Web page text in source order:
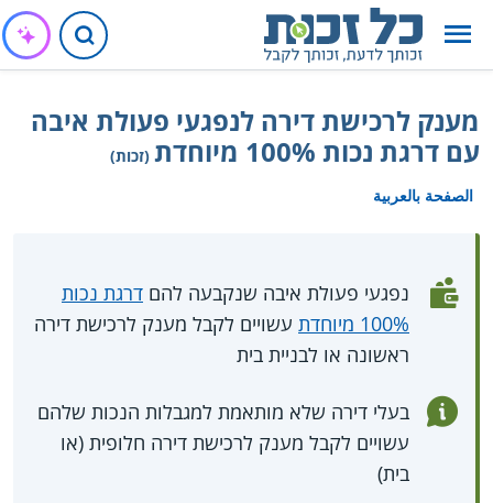
מענק לרכישת דירה לנפגעי פעולת איבה
עם דרגת נכות 100% מיוחדת
(זכות)
الصفحة بالعربية
נפגעי פעולת איבה שנקבעה להם דרגת נכות
100% מיוחדת
עשויים לקבל מענק לרכישת דירה
ראשונה או לבניית בית
בעלי דירה שלא מותאמת למגבלות הנכות שלהם
עשויים לקבל מענק לרכישת דירה חלופית (או
בית)